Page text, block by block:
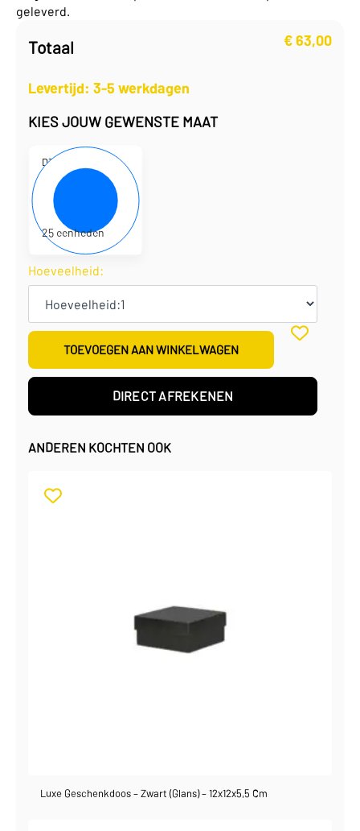
geleverd.
Totaal €63,00
Levertijd: 3-5 werkdagen
KIES JOUW GEWENSTE MAAT
D310238
19 x 9 x 7 cm
2,52 per eenheid
63,00 per doos
25 eenheden
Hoeveelheid:
TOEVOEGEN AAN WINKELWAGEN
DIRECT AFREKENEN
ANDEREN KOCHTEN OOK
Luxe Geschenkdoos – Zwart (glans) – 12x12x5,5 Cm